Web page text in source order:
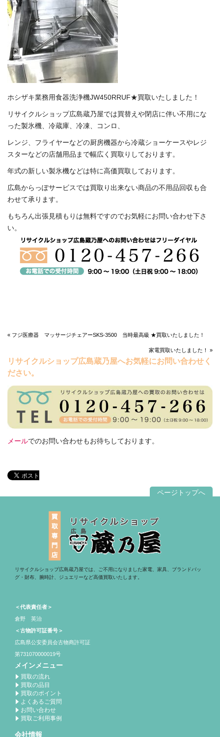
ホシザキ業務用食器洗浄機JW450RRUF★買取いたしました！
リサイクルショップ広島蔵乃屋では買替えや閉店に伴い不用にな
った製氷機、冷蔵庫、冷凍、コンロ、
レンジ、フライヤーなどの厨房機器から冷蔵ショーケースやレジ
スターなどの店舗用品まで幅広く買取りしております。
年式の新しい製氷機などは特に高価買取しております。
広島からっぽサービスでは買取り出来ない商品の不用品回収も合
わせて承ります。
もちろん出張見積もりは無料ですのでお気軽にお問い合わせ下さ
い。
« フジ医療器 マッサージチェアーSKS-3500 当時最高級 ★買取いたしました！
家電買取いたしました！ »
リサイクルショップ広島蔵乃屋へお気軽にお問い合わせく
ださい。
メールでのお問い合わせもお待ちしております。
ページトップへ
リサイクルショップ広島蔵乃屋では、ご不用になりました家電、家具、ブランドバッ
グ・財布、腕時計、ジュエリーなど高価買取いたします。
＜代表責任者＞
倉野 英治
＜古物許可証番号＞
広島県公安委員会古物商許可証
第731070000019号
メインメニュー
買取の流れ
買取の品目
買取のポイント
よくあるご質問
お問い合わせ
買取ご利用事例
会社情報